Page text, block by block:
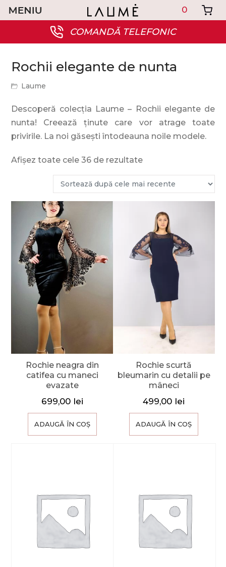
COMANDĂ TELEFONIC
0
Rochii elegante de nunta
Laume
Descoperă colecția Laume – Rochii elegante de
nunta! Creează ținute care vor atrage toate
privirile. La noi găsești întodeauna noile modele.
Afișez toate cele 36 de rezultate
Rochie neagra din
catifea cu maneci
evazate
699,00 lei
ADAUGĂ ÎN COȘ
Rochie scurtă
bleumarin cu detalii pe
mâneci
499,00 lei
ADAUGĂ ÎN COȘ